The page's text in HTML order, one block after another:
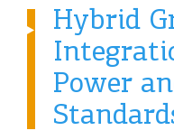
Hybrid
Power